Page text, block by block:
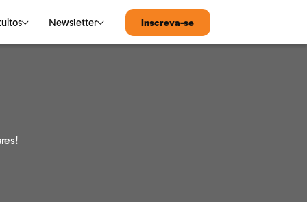
Newsletter Inscreva-se